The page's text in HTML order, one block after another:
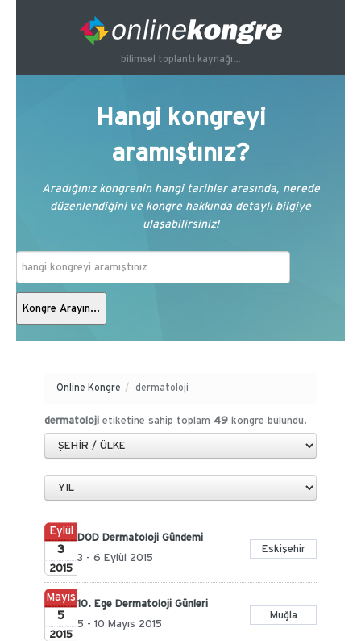
bilimsel toplantı kaynağı...
Hangi kongreyi
aramıştınız?
Aradığınız kongrenin hangi tarihler arasında, nerede
düzenlendiğini ve kongre hakkında detaylı bilgiye
ulaşabilirsiniz!
Online Kongre / dermatoloji
dermatoloji etiketine sahip toplam 49 kongre bulundu.
Eylül
3
2015
DOD Dermatoloji Gündemi
3 - 6 Eylül 2015
Eskişehir
Mayıs
5
2015
10. Ege Dermatoloji Günleri
5 - 10 Mayıs 2015
Muğla